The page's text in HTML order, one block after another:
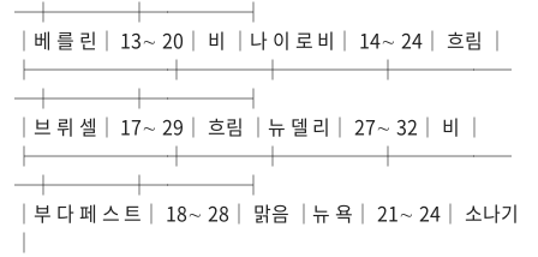
─┼────┼─────┤
│베 를 린│ 13∼ 20│ 비 │나 이 로 비│ 14∼ 24│ 흐림 │
├───────┼────┼─────┼──────
─┼────┼─────┤
│브 뤼 셀│ 17∼ 29│ 흐림 │뉴 델 리│ 27∼ 32│ 비 │
├───────┼────┼─────┼──────
─┼────┼─────┤
│부 다 페 스 트│ 18∼ 28│ 맑음 │뉴 욕│ 21∼ 24│ 소나기
│